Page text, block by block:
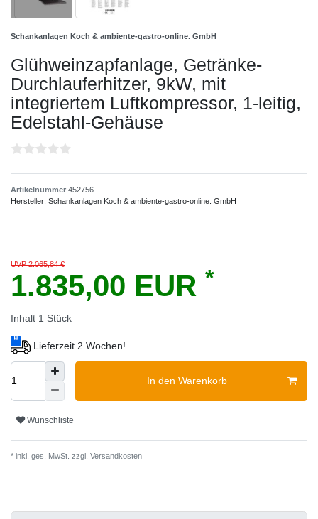
Schankanlagen Koch & ambiente-gastro-online. GmbH
Glühweinzapfanlage, Getränke-
Durchlauferhitzer, 9kW, mit
integriertem Luftkompressor, 1-leitig,
Edelstahl-Gehäuse
Artikelnummer 452756
Hersteller: Schankanlagen Koch & ambiente-gastro-online. GmbH
UVP 2.065,84 €
1.835,00 EUR *
Inhalt 1 Stück
Lieferzeit 2 Wochen!
In den Warenkorb
Wunschliste
* inkl. ges. MwSt. zzgl. Versandkosten